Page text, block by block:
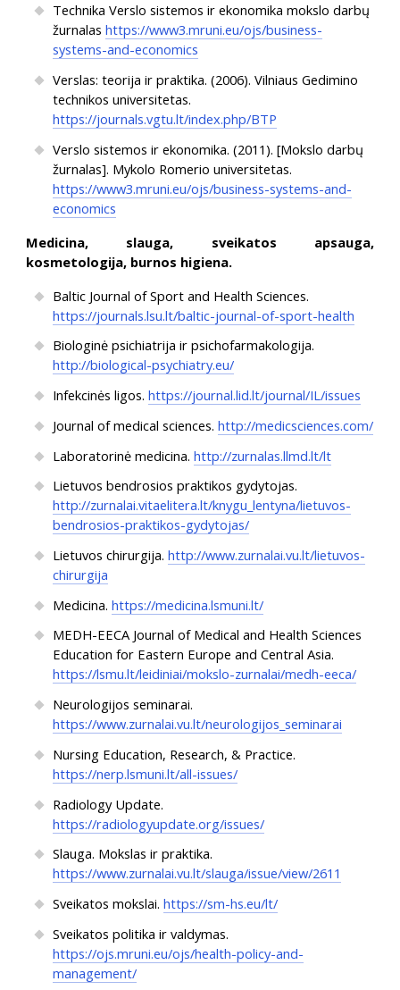
Technika Verslo sistemos ir ekonomika mokslo darbų
žurnalashttps://www3.mruni.eu/ojs/business-
systems-and-economics
Verslas: teorija ir praktika. (2006). Vilniaus Gedimino
technikos universitetas.
https://journals.vgtu.lt/index.php/BTP
Verslo sistemos ir ekonomika. (2011). [Mokslo darbų
žurnalas]. Mykolo Romerio universitetas.
https://www3.mruni.eu/ojs/business-systems-and-
economics
Medicina, slauga, sveikatos apsauga,
kosmetologija, burnos higiena.
Baltic Journal of Sport and Health Sciences.
https://journals.lsu.lt/baltic-journal-of-sport-health
Biologinė psichiatrija ir psichofarmakologija.
http://biological-psychiatry.eu/
Infekcinės ligos.https://journal.lid.lt/journal/IL/issues
Journal of medical sciences.http://medicsciences.com/
Laboratorinė medicina.http://zurnalas.llmd.lt/lt
Lietuvos bendrosios praktikos gydytojas.
http://zurnalai.vitaelitera.lt/knygu_lentyna/lietuvos-
bendrosios-praktikos-gydytojas/
Lietuvos chirurgija.http://www.zurnalai.vu.lt/lietuvos-
chirurgija
Medicina.https://medicina.lsmuni.lt/
MEDH-EECA Journal of Medical and Health Sciences
Education for Eastern Europe and Central Asia.
https://lsmu.lt/leidiniai/mokslo-zurnalai/medh-eeca/
Neurologijos seminarai.
https://www.zurnalai.vu.lt/neurologijos_seminarai
Nursing Education, Research, & Practice.
https://nerp.lsmuni.lt/all-issues/
Radiology Update.
https://radiologyupdate.org/issues/
Slauga. Mokslas ir praktika.
https://www.zurnalai.vu.lt/slauga/issue/view/2611
Sveikatos mokslai.https://sm-hs.eu/lt/
Sveikatos politika ir valdymas.
https://ojs.mruni.eu/ojs/health-policy-and-
management/